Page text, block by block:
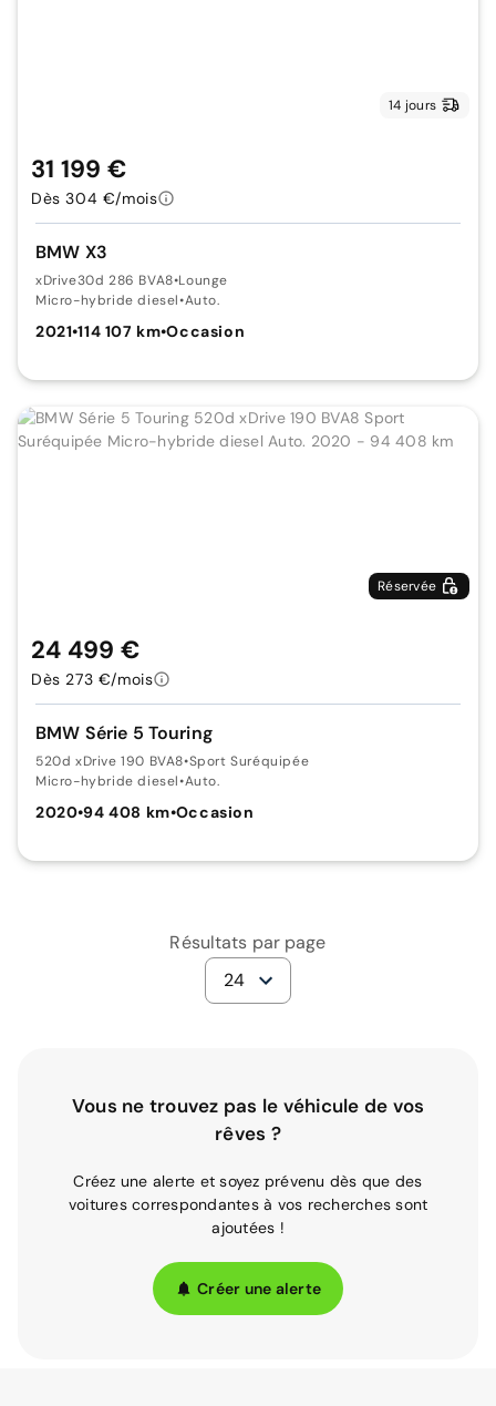
14 jours
BMW X3
xDrive30d 286 BVA8•Lounge
Micro-hybride diesel•Auto.
2021•114 107 km•Occasion
31 199 €
Dès 304 €/mois
Réservée
BMW Série 5 Touring
520d xDrive 190 BVA8•Sport Suréquipée
Micro-hybride diesel•Auto.
2020•94 408 km•Occasion
24 499 €
Dès 273 €/mois
Résultats par page
24
Vous ne trouvez pas le véhicule de vos
rêves ?
Créez une alerte et soyez prévenu dès que des
voitures correspondantes à vos recherches sont
ajoutées !
Créer une alerte